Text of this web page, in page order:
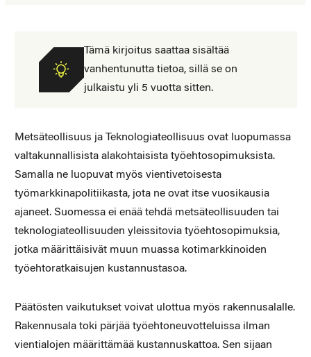
Tämä kirjoitus saattaa sisältää
vanhentunutta tietoa, sillä se on
julkaistu yli 5 vuotta sitten.
Metsäteollisuus ja Teknologiateollisuus ovat luopumassa
valtakunnallisista alakohtaisista työehtosopimuksista.
Samalla ne luopuvat myös vientivetoisesta
työmarkkinapolitiikasta, jota ne ovat itse vuosikausia
ajaneet. Suomessa ei enää tehdä metsäteollisuuden tai
teknologiateollisuuden yleissitovia työehtosopimuksia,
jotka määrittäisivät muun muassa kotimarkkinoiden
työehtoratkaisujen kustannustasoa.
Päätösten vaikutukset voivat ulottua myös rakennusalalle.
Rakennusala toki pärjää työehtoneuvotteluissa ilman
vientialojen määrittämää kustannuskattoa. Sen sijaan